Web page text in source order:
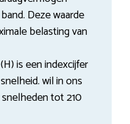
Deze waarde
belasting van
is een indexcijfer
wil in ons
tot 210